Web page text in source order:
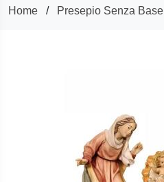
Home / Presepio Senza Base